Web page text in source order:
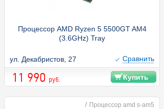
Процессор AMD Ryzen 5 5500GT AM4
(3.6GHz) Tray
ул. Декабристов, 27 Cравнить
11 990 руб. Купить
/ Процессор amd s-am5